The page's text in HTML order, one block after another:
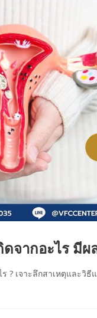
จากอะไร มี
? เจาะลึกสาเหตุและ